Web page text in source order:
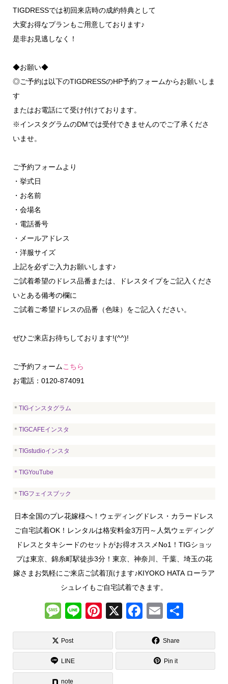
TIGDRESSでは初回来店時の成約特典として
大変お得なプランもご用意しております♪
是非お見逃しなく！
◆お願い◆
◎ご予約は以下のTIGDRESSのHP予約フォームからお願いしま
す
またはお電話にて受け付けております。
※インスタグラムのDMでは受付できませんのでご了承くださ
いませ。
ご予約フォームより
・挙式日
・お名前
・会場名
・電話番号
・メールアドレス
・洋服サイズ
上記を必ずご入力お願いします♪
ご試着希望のドレス品番または、ドレスタイプをご記入くださ
いとある備考の欄に
ご試着ご希望ドレスの品番（色味）をご記入ください。
ぜひご来店お待ちしております!(^^)!
ご予約フォームこちら
お電話：0120-874091
＊ TIGインスタグラム
＊ TIGCAFEインスタ
＊ TIGstudioインスタ
＊ TIGYouTube
＊ TIGフェイスブック
日本全国のプレ花嫁様へ！ウェディングドレス・カラードレス
ご自宅試着OK！レンタルは格安料金3万円～人気ウェディング
ドレスとタキシードのセットがお得オススメNo1！TIGショッ
プは東京、錦糸町駅徒歩3分！東京、神奈川、千葉、埼玉の花
嫁さまお気軽にご来店ご試着頂けます♪KIYOKO HATA ローラア
シュレイもご自宅試着できます。
M
e
ss
a
g
Li
n
Pi
nt
st
X
F
a
c
e
b
E
m
ail
有
Post Share
LINE Pin it
note